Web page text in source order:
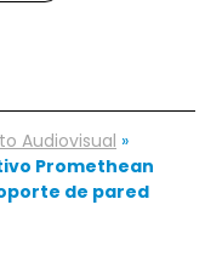
Audiovisual »
Promethean
de pared